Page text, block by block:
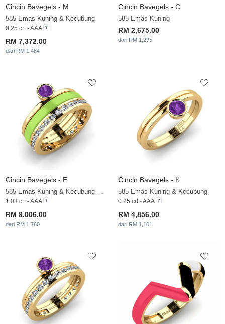
Cincin Bavegels - M
585 Emas Kuning & Kecubung
0.25 crt - AAA
RM 7,372.00
dari RM 1,484
Cincin Bavegels - C
585 Emas Kuning
RM 2,675.00
dari RM 1,295
Cincin Bavegels - E
1.03 crt - AAA
RM 9,006.00
dari RM 1,760
Cincin Bavegels - K
585 Emas Kuning & Kecubung
0.25 crt - AAA
RM 4,856.00
dari RM 1,101